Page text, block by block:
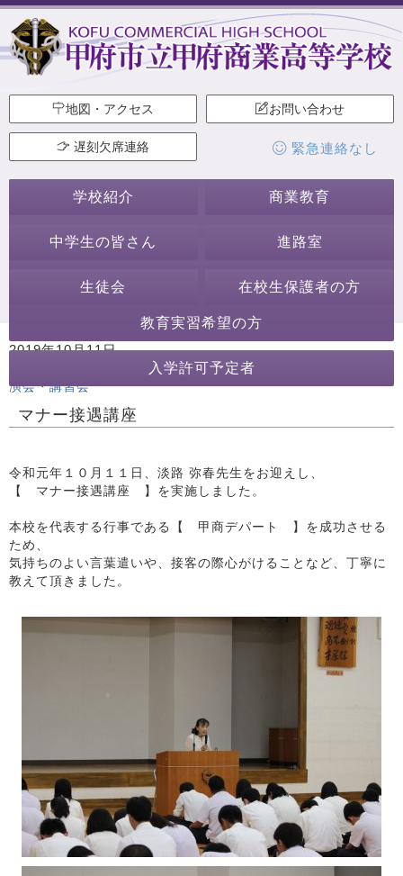
地図・アクセス お問い合わせ
遅刻欠席連絡 緊急連絡なし
学校紹介 商業教育
中学生の皆さん 進路室
生徒会 在校生保護者の方
教育実習希望の方
入学許可予定者
2019年10月11日
甲商デパート 学校からのお知らせ
演会・講習会
マナー接遇講座
令和元年１０月１１日、淡路 弥春先生をお迎えし、
【 マナー接遇講座 】を実施しました。
本校を代表する行事である【 甲商デパート 】を成功させる
ため、
気持ちのよい言葉遣いや、接客の際心がけることなど、丁寧に
教えて頂きました。